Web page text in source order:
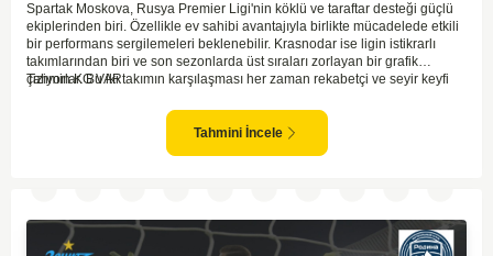
Spartak Moskova, Rusya Premier Ligi'nin köklü ve taraftar desteği güçlü
ekiplerinden biri. Özellikle ev sahibi avantajıyla birlikte mücadelede etkili
bir performans sergilemeleri beklenebilir. Krasnodar ise ligin istikrarlı
takımlarından biri ve son sezonlarda üst sıraları zorlayan bir grafik
çiziyorlar. Bu iki takımın karşılaşması her zaman rekabetçi ve seyir keyfi
çevirebilecek unsurlar barındırıyor. İki takımın geçmiş karşılaşmalarında
gol bulmakta zorlanmadıkları düşünülürse, bu maçta da her iki ekip gol
Tahmin KG VAR
Tahmini İncele